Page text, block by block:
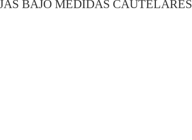
BAJO MEDIDAS CAUTELARES